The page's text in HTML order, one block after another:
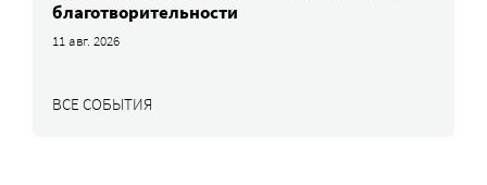
благотворительности
11 авг. 2026
ВСЕ СОБЫТИЯ